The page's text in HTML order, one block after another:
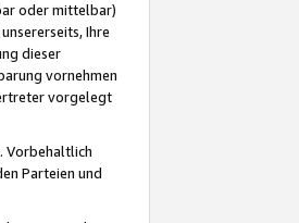
oder mittelbar)
Ihre
dieser
vornehmen
vorgelegt
Vorbehaltlich
Parteien und